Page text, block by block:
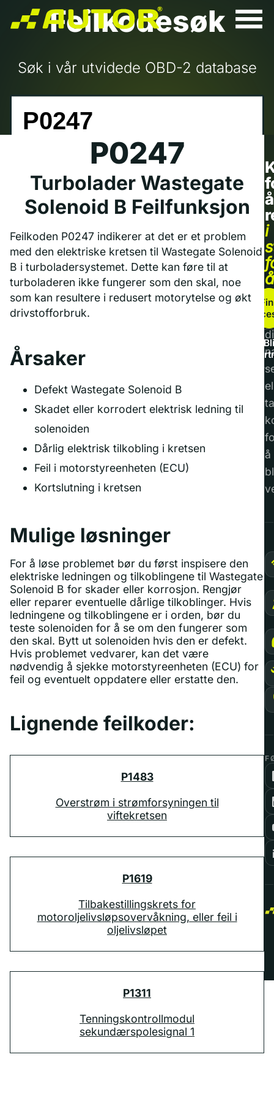
Feilkodesøk
Søk i vår utvidede OBD-2 database
P0247
Turbolader Wastegate
Solenoid B Feilfunksjon
Feilkoden P0247 indikerer at det er et problem
med den elektriske kretsen til Wastegate Solenoid
B i turboladersystemet. Dette kan føre til at
turboladeren ikke fungerer som den skal, noe
som kan resultere i redusert motorytelse og økt
drivstofforbruk.
Årsaker
Defekt Wastegate Solenoid B
Skadet eller korrodert elektrisk ledning til
solenoiden
Dårlig elektrisk tilkobling i kretsen
Feil i motorstyreenheten (ECU)
Kortslutning i kretsen
Mulige løsninger
For å løse problemet bør du først inspisere den
elektriske ledningen og tilkoblingene til Wastegate
Solenoid B for skader eller korrosjon. Rengjør
eller reparer eventuelle dårlige tilkoblinger. Hvis
ledningene og tilkoblingene er i orden, bør du
teste solenoiden for å se om den fungerer som
den skal. Bytt ut solenoiden hvis den er defekt.
Hvis problemet vedvarer, kan det være
nødvendig å sjekke motorstyreenheten (ECU) for
feil og eventuelt oppdatere eller erstatte den.
Lignende feilkoder:
P1483
Overstrøm i strømforsyningen til
viftekretsen
P1619
Tilbakestillingskrets for
motoroljelivsløpsovervåkning, eller feil i
oljelivsløpet
P1311
Tenningskontrollmodul
sekundærspolesignal 1
å
i
å
ta
å
Bli